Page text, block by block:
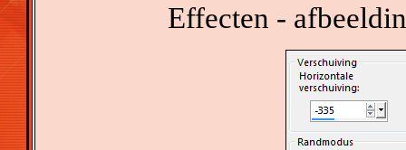
Effecten -